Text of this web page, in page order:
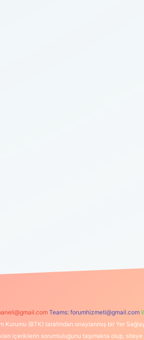
Teams: forumhizmeti@gmail.com
Kurumu (BTK) tarafından onaylanmış bir Yer
içeriklerin sorumluluğunu taşımakta olup,